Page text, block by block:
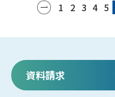
1 2 3 4 5
資料請求